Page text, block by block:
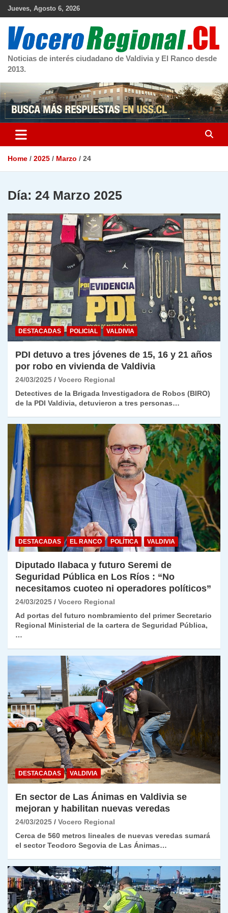
Skip
Jueves, Agosto 6, 2026
Noticias de interés ciudadano de Valdivia y El Ranco desde
2013.
Home 2025 Marzo 24
Día: 24 Marzo 2025
DESTACADAS POLICIAL VALDIVIA
PDI detuvo a tres jóvenes de 15, 16 y 21 años
por robo en vivienda de Valdivia
24/03/2025
Vocero Regional
Detectives de la Brigada Investigadora de Robos (BIRO)
de la PDI Valdivia, detuvieron a tres personas…
DESTACADAS EL RANCO POLÍTICA VALDIVIA
Diputado Ilabaca y futuro Seremi de
Seguridad Pública en Los Ríos : “No
necesitamos cuoteo ni operadores políticos”
24/03/2025
Vocero Regional
Ad portas del futuro nombramiento del primer Secretario
Regional Ministerial de la cartera de Seguridad Pública,
…
DESTACADAS VALDIVIA
En sector de Las Ánimas en Valdivia se
mejoran y habilitan nuevas veredas
24/03/2025
Vocero Regional
Cerca de 560 metros lineales de nuevas veredas sumará
el sector Teodoro Segovia de Las Ánimas…